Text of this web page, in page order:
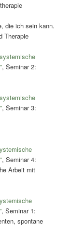
die ich sein kann.
Therapie
, Seminar 2:
, Seminar 3:
, Seminar 4:
Arbeit mit
, Seminar 1:
spontane